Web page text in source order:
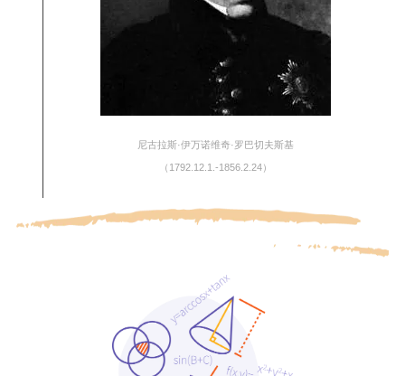
尼古拉斯·伊万诺维奇·罗巴切夫斯基
（1792.12.1.-1856.2.24）